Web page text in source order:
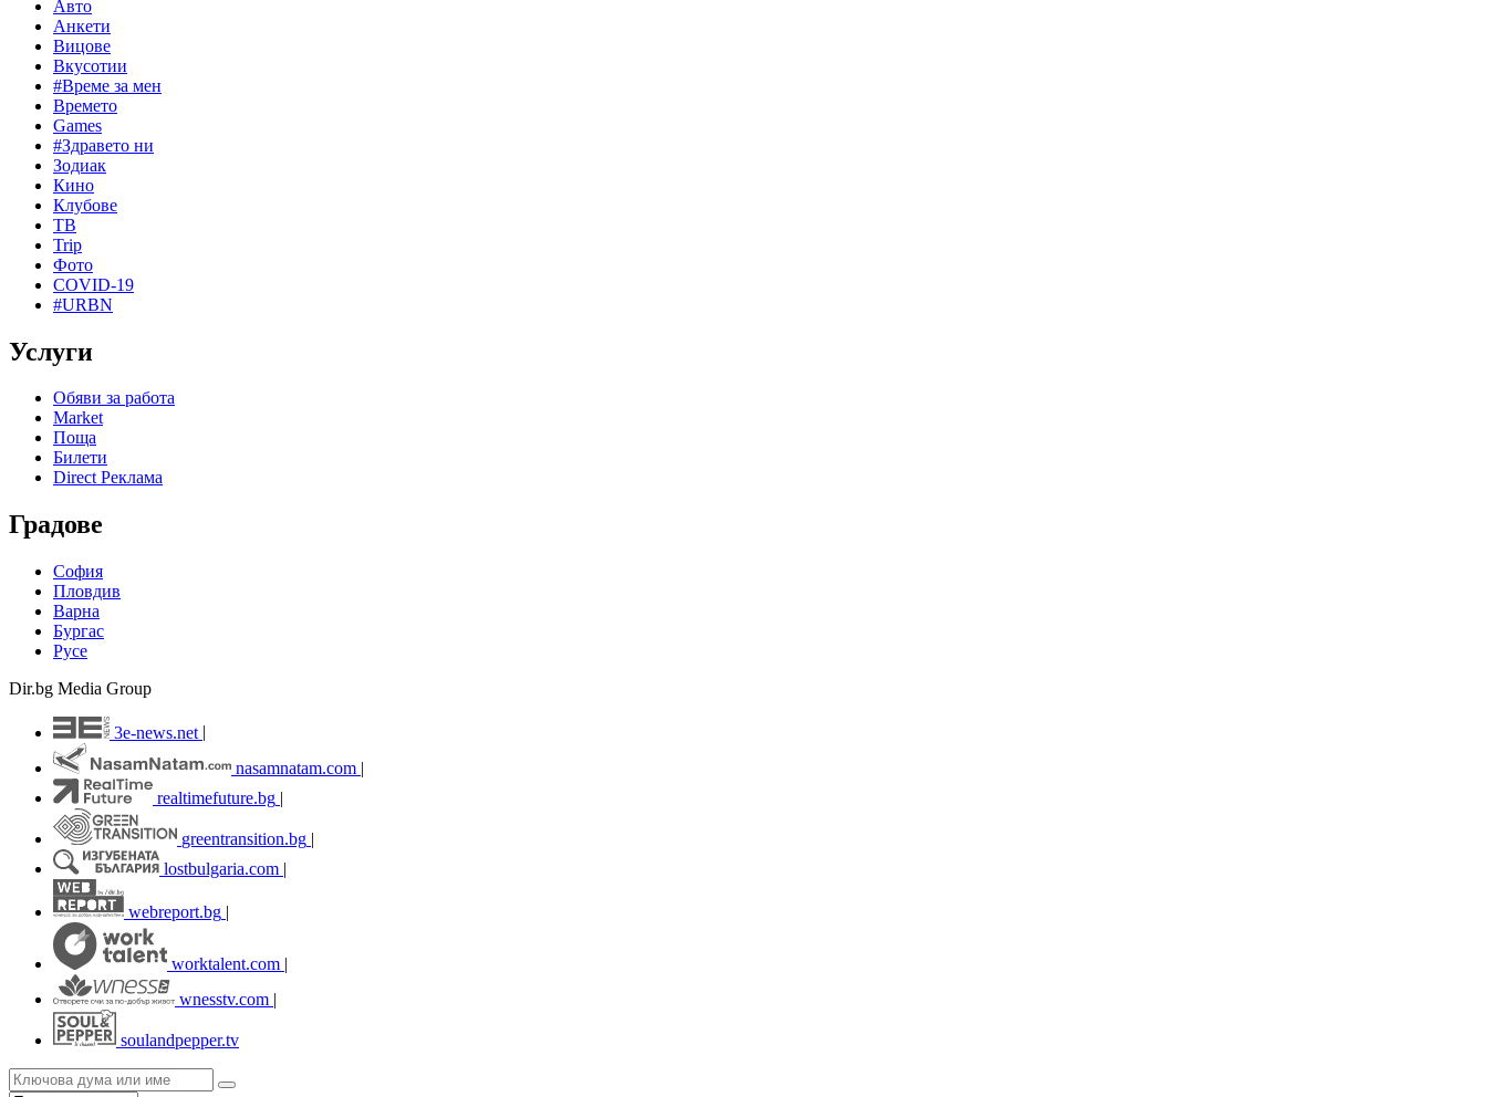
Авто
Анкети
Вицове
Вкусотии
#Време за мен
Времето
Games
#Здравето ни
Зодиак
Кино
Клубове
ТВ
Trip
Фото
COVID-19
#URBN
Услуги
Обяви за работа
Market
Поща
Билети
Direct Реклама
Градове
София
Пловдив
Варна
Бургас
Русе
Dir.bg Media Group
3e-news.net
nasamnatam.com |
realtimefuture.bg |
greentransition.bg |
lostbulgaria.com |
webreport.bg |
worktalent.com |
wnesstv.com |
soulandpepper.tv